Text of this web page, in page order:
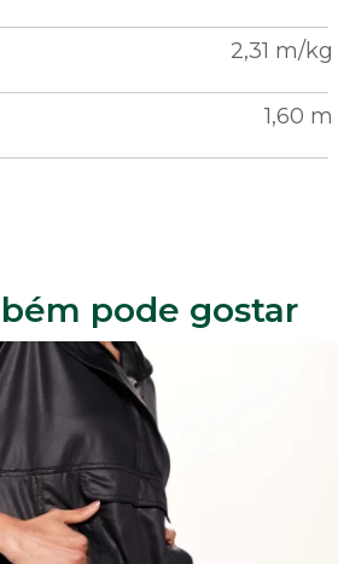
2,31 m/kg
1,60 m
pode gostar